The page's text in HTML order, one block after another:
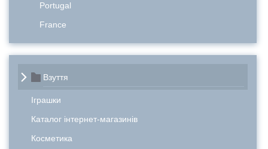
Portugal
France
Взуття
Іграшки
Каталог інтернет-магазинів
Косметика